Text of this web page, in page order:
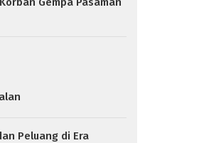
Peluang di Era